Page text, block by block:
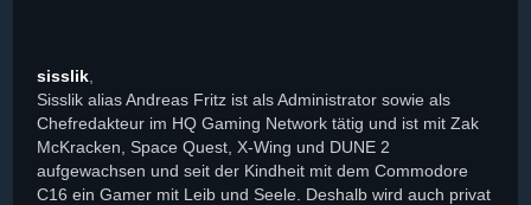
sisslik
Sisslik alias Andreas Fritz ist als Administrator sowie als
Chefredakteur im HQ Gaming Network tätig und ist mit Zak
McKracken, Space Quest, X-Wing und DUNE 2
aufgewachsen und seit der Kindheit mit dem Commodore
C16 ein Gamer mit Leib und Seele. Deshalb wird auch privat